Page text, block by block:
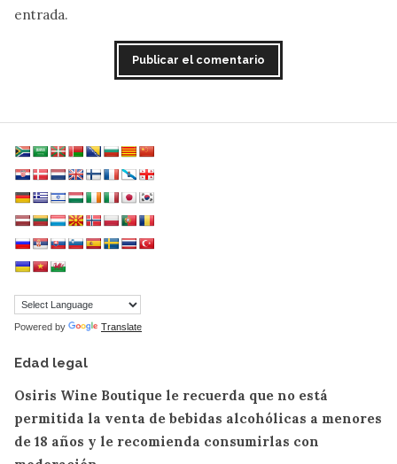
entrada.
Powered by Translate
Edad legal
Osiris Wine Boutique le recuerda que no está
permitida la venta de bebidas alcohólicas a menores
de 18 años y le recomienda consumirlas con